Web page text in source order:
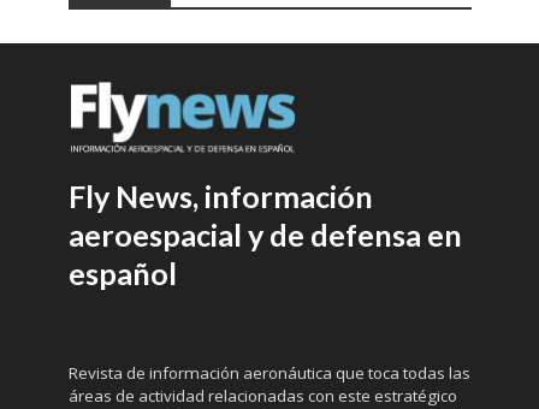
Fly News, información
aeroespacial y de defensa en
español
Revista de información aeronáutica que toca todas las
áreas de actividad relacionadas con este estratégico